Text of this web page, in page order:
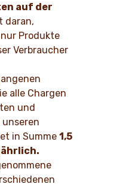
auf der
daran,
Produkte
Verbraucher
alle Chargen
und
in Summe 1,5